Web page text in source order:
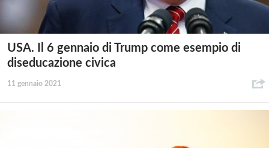
USA. Il 6 gennaio di Trump come esempio di
diseducazione civica
11 gennaio 2021